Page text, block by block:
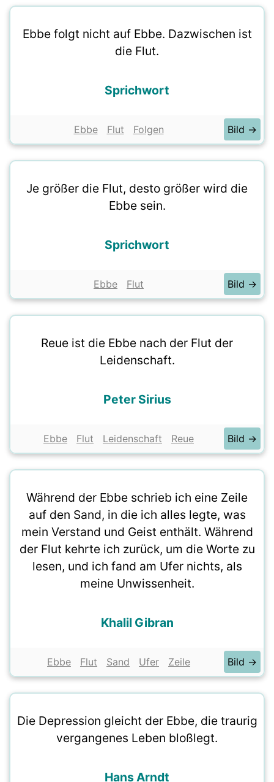
Ebbe folgt nicht auf Ebbe. Dazwischen ist
die Flut.
Sprichwort
Ebbe Flut Folgen Bild →
Je größer die Flut, desto größer wird die
Ebbe sein.
Sprichwort
Ebbe Flut Bild →
Reue ist die Ebbe nach der Flut der
Leidenschaft.
Peter Sirius
Ebbe Flut Leidenschaft Reue Bild →
Während der Ebbe schrieb ich eine Zeile
auf den Sand, in die ich alles legte, was
mein Verstand und Geist enthält. Während
der Flut kehrte ich zurück, um die Worte zu
lesen, und ich fand am Ufer nichts, als
meine Unwissenheit.
Khalil Gibran
Ebbe Flut Sand Ufer Zeile Bild →
Die Depression gleicht der Ebbe, die traurig
vergangenes Leben bloßlegt.
Hans Arndt